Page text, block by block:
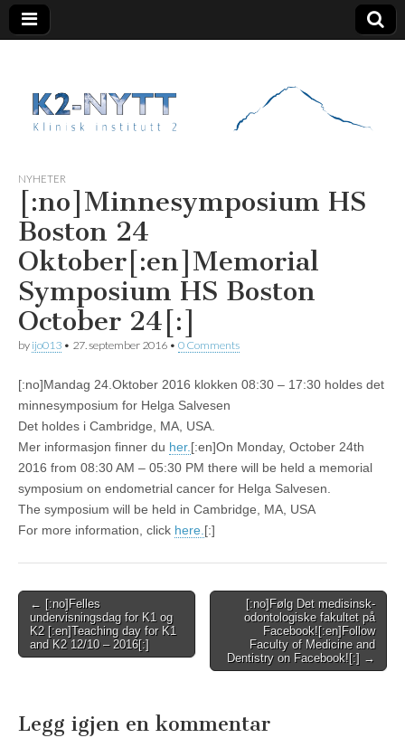
K2 Nytt
NYHETER
[:no]Minnesymposium HS
Boston 24
Oktober[:en]Memorial
Symposium HS Boston
October 24[:]
by ijo013 • 27. september 2016 • 0 Comments
[:no]Mandag 24.Oktober 2016 klokken 08:30 – 17:30 holdes det
minnesymposium for Helga Salvesen
Det holdes i Cambridge, MA, USA.
Mer informasjon finner du her.[:en]On Monday, October 24th
2016 from 08:30 AM – 05:30 PM there will be held a memorial
symposium on endometrial cancer for Helga Salvesen.
The symposium will be held in Cambridge, MA, USA
For more information, click here.[:]
Post
navigation
← [:no]Felles
undervisningsdag for K1 og
K2 [:en]Teaching day for K1
and K2 12/10 – 2016[:]
[:no]Følg Det medisinsk-
odontologiske fakultet på
Facebook![:en]Follow
Faculty of Medicine and
Dentistry on Facebook![:] →
Legg igjen en kommentar